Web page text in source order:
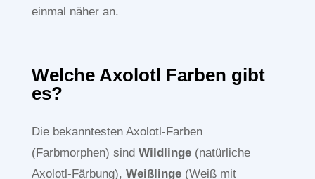
einmal näher an.
Welche Axolotl Farben gibt
es?
Die bekanntesten Axolotl-Farben
(Farbmorphen) sind Wildlinge(natürliche
Axolotl-Färbung), Weißlinge(Weiß mit